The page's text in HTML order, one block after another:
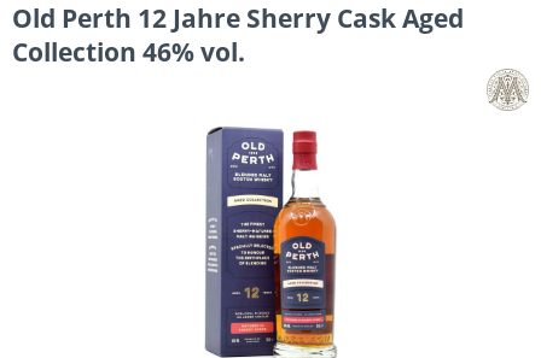
Old Perth 12 Jahre Sherry Cask Aged
Collection 46% vol.